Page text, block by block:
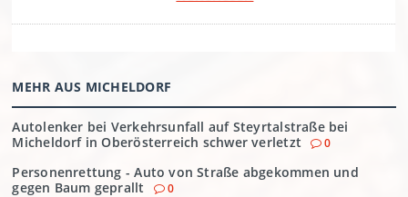
MEHR AUS MICHELDORF
Autolenker bei Verkehrsunfall auf Steyrtalstraße bei
Micheldorf in Oberösterreich schwer verletzt
0
Personenrettung - Auto von Straße abgekommen und
gegen Baum geprallt
0